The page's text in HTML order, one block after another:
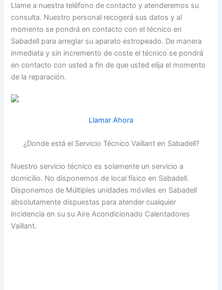
Llame a nuestra teléfono de contacto y atenderemos su
consulta. Nuestro personal recogerá sus datos y al
momento se pondrá en contacto con el técnico en
Sabadell para arreglar su aparato estropeado. De manera
inmediata y sin incremento de coste el técnico se pondrá
en contacto con usted a fin de que usted elija el momento
de la reparación.
Llamar Ahora
¿Donde está el Servicio Técnico Vaillant en Sabadell?
Nuestro servicio técnico es solamente un servicio a
domicilio. No disponemos de local físico en Sabadell.
Disponemos de Múltiples unidades móviles en Sabadell
absolutamente dispuestas para atender cualquier
incidencia en su su Aire Acondicionado Calentadores
Vaillant.